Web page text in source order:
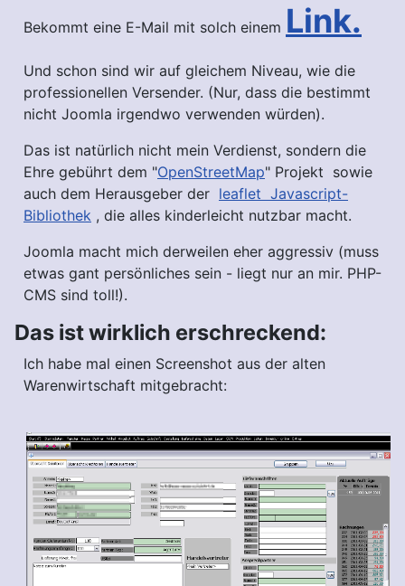
Bekommt eine E-Mail mit solch einem Link.
Und schon sind wir auf gleichem Niveau, wie die
professionellen Versender. (Nur, dass die bestimmt
nicht Joomla irgendwo verwenden würden).
Das ist natürlich nicht mein Verdienst, sondern die
Ehre gebührt dem "OpenStreetMap" Projekt sowie
auch dem Herausgeber der leaflet Javascript-
Bibliothek , die alles kinderleicht nutzbar macht.
Joomla macht mich derweilen eher aggressiv (muss
etwas gant persönliches sein - liegt nur an mir. PHP-
CMS sind toll!).
Das ist wirklich erschreckend:
Ich habe mal einen Screenshot aus der alten
Warenwirtschaft mitgebracht: